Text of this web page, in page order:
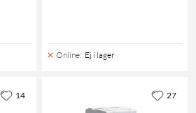
Online: Ej i lager
14 27